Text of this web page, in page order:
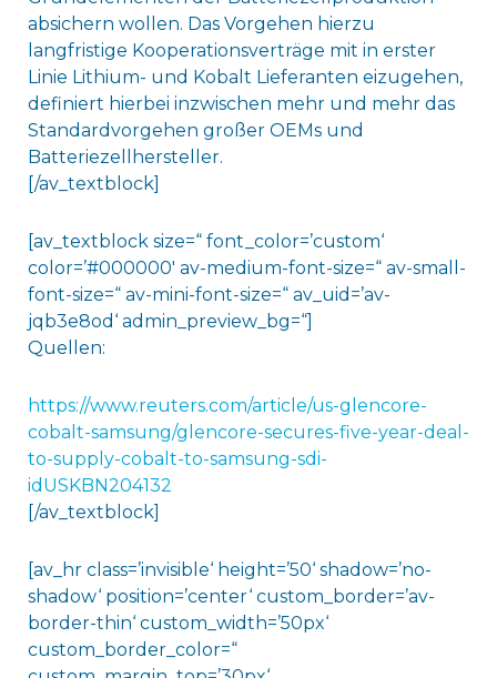
absichern wollen. Das Vorgehen hierzu
langfristige Kooperationsverträge mit in erster
Linie Lithium- und Kobalt Lieferanten eizugehen,
definiert hierbei inzwischen mehr und mehr das
Standardvorgehen großer OEMs und
Batteriezellhersteller.
[/av_textblock]
[av_textblock size=“ font_color=’custom‘
color=’#000000′ av-medium-font-size=“ av-small-
font-size=“ av-mini-font-size=“ av_uid=’av-
jqb3e8od‘ admin_preview_bg=“]
Quellen:
https://www.reuters.com/article/us-glencore-
cobalt-samsung/glencore-secures-five-year-deal-
to-supply-cobalt-to-samsung-sdi-
idUSKBN204132
[/av_textblock]
[av_hr class=’invisible‘ height=’50‘ shadow=’no-
shadow‘ position=’center‘ custom_border=’av-
border-thin‘ custom_width=’50px‘
custom_border_color=“